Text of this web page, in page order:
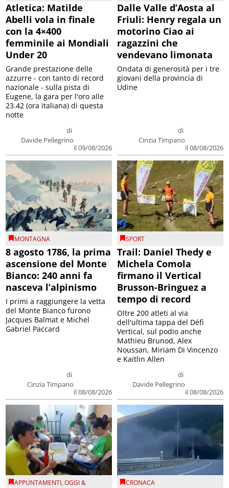
Atletica: Matilde
Abelli vola in finale
con la 4×400
femminile ai Mondiali
Under 20
di
Davide Pellegrino
il 09/08/2026
Grande prestazione delle
azzurre - con tanto di record
nazionale - sulla pista di
Eugene, la gara per l'oro alle
23.42 (ora italiana) di questa
notte
Dalle Valle d’Aosta al
Friuli: Henry regala un
motorino Ciao ai
ragazzini che
vendevano limonata
di
Cinzia Timpano
il 08/08/2026
Ondata di generosità per i tre
giovani della provincia di
Udine
MONTAGNA
8 agosto 1786, la prima
ascensione del Monte
Bianco: 240 anni fa
nasceva l’alpinismo
di
Cinzia Timpano
il 08/08/2026
I primi a raggiungere la vetta
del Monte Bianco furono
Jacques Balmat e Michel
Gabriel Paccard
SPORT
Trail: Daniel Thedy e
Michela Comola
firmano il Vertical
Brusson-Bringuez a
tempo di record
di
Davide Pellegrino
il 08/08/2026
Oltre 200 atleti al via
dell'ultima tappa del Défì
Vertical, sul podio anche
Mathieu Brunod, Alex
Noussan, Miriam Di Vincenzo
e Kaitlin Allen
APPUNTAMENTI,OGGI &
CRONACA